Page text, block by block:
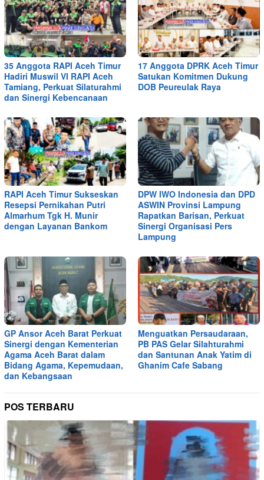
35 Anggota RAPI Aceh Timur
Hadiri Muswil VI RAPI Aceh
Tamiang, Perkuat Silaturahmi
dan Sinergi Kebencanaan
17 Anggota DPRK Aceh Timur
Satukan Komitmen Dukung
DOB Peureulak Raya
RAPI Aceh Timur Sukseskan
Resepsi Pernikahan Putri
Almarhum Tgk H. Munir
dengan Layanan Bankom
DPW IWO Indonesia dan DPD
ASWIN Provinsi Lampung
Rapatkan Barisan, Perkuat
Sinergi Organisasi Pers
Lampung
GP Ansor Aceh Barat Perkuat
Sinergi dengan Kementerian
Agama Aceh Barat dalam
Bidang Agama, Kepemudaan,
dan Kebangsaan
Menguatkan Persaudaraan,
PB PAS Gelar Silahturahmi
dan Santunan Anak Yatim di
Ghanim Cafe Sabang
POS TERBARU